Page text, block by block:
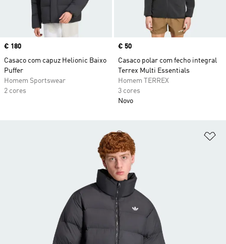
Price
€ 180
Casaco com capuz Helionic Baixo
Puffer
Homem Sportswear
2 cores
Price
€ 50
Casaco polar com fecho integral
Terrex Multi Essentials
Homem TERREX
3 cores
Novo